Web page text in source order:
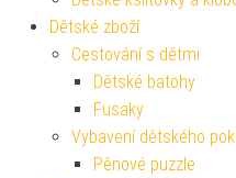
Dětské zboží
Cestování s dětmi
Dětské batohy
Fusaky
Vybavení dětského
Pěnové puzzle